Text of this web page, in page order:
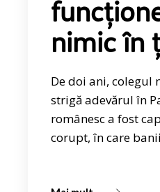
nimic în
De doi ani, colegul
strigă adevărul în
românesc a fost
corupt, în care